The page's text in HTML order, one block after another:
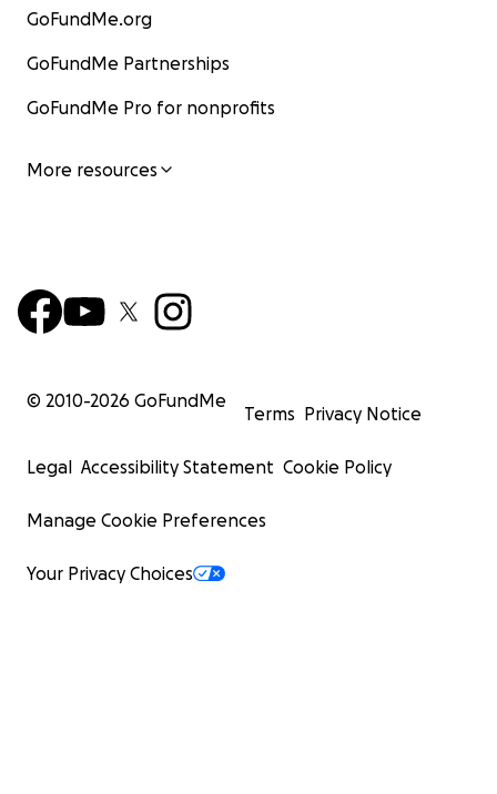
GoFundMe.org
GoFundMe Partnerships
GoFundMe Pro for nonprofits
More resources
© 2010-2026 GoFundMe
Terms Privacy Notice
Legal Accessibility Statement Cookie Policy
Manage Cookie Preferences
Your Privacy Choices